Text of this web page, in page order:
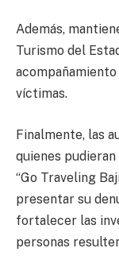
Además,
Turismo del
víctimas.
Finalmente, las
quienes
“Go Traveling
presentar su
fortalecer las
personas